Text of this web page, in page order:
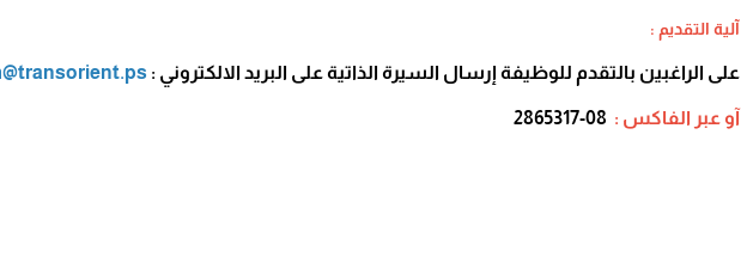
آلية التقديم :
على الراغبين بالتقدم للوظيفة إرسال السيرة الذاتية على البريد الالكتروني :
آو عبر الفاكس :